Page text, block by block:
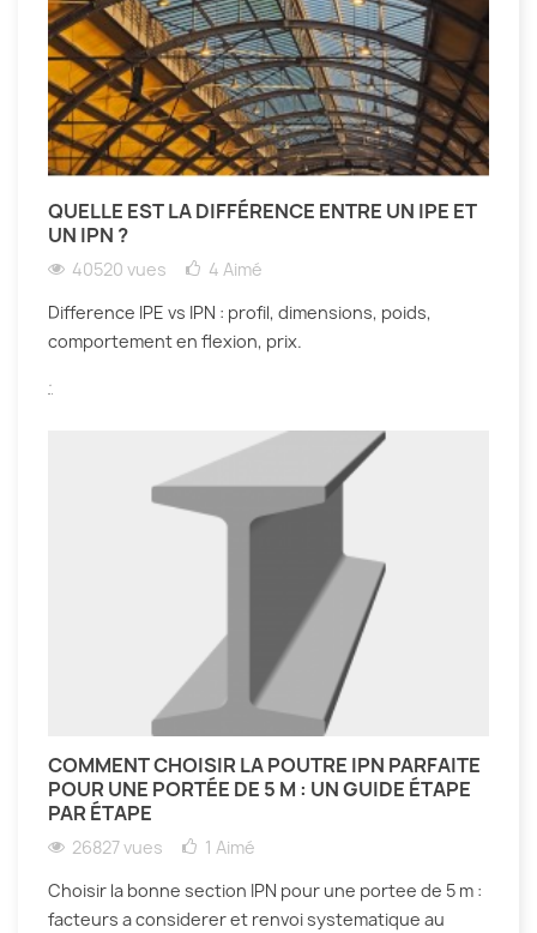
QUELLE EST LA DIFFÉRENCE ENTRE UN IPE ET
UN IPN ?
40520 vues 4 Aimé
Difference IPE vs IPN : profil, dimensions, poids,
comportement en flexion, prix.
.
COMMENT CHOISIR LA POUTRE IPN PARFAITE
POUR UNE PORTÉE DE 5 M : UN GUIDE ÉTAPE
PAR ÉTAPE
26827 vues 1 Aimé
Choisir la bonne section IPN pour une portee de 5 m :
facteurs a considerer et renvoi systematique au